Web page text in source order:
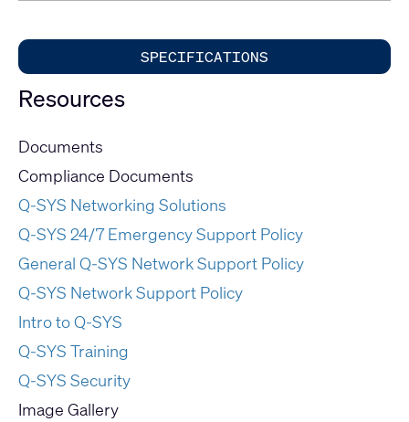
SPECIFICATIONS
Resources
Documents
Compliance Documents
Q-SYS Networking Solutions
Q-SYS 24/7 Emergency Support Policy
General Q-SYS Network Support Policy
Q-SYS Network Support Policy
Intro to Q-SYS
Q-SYS Training
Q-SYS Security
Image Gallery